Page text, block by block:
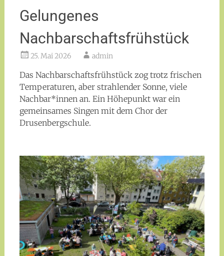
Gelungenes
Nachbarschaftsfrühstück
25. Mai 2026 admin
Das Nachbarschaftsfrühstück zog trotz frischen
Temperaturen, aber strahlender Sonne, viele
Nachbar*innen an. Ein Höhepunkt war ein
gemeinsames Singen mit dem Chor der
Drusenbergschule.